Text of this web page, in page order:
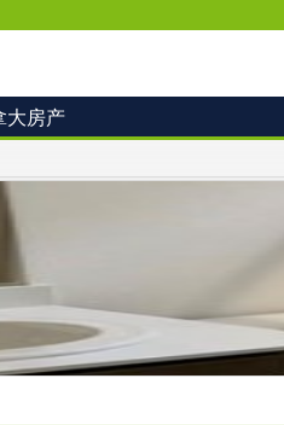
大房产